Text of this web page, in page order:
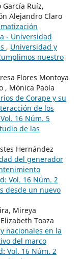
Ruíz,
Alejandro Claro
- Universidad
, Universidad y
nuestro
Flores Montoya
, Mónica Paola
de Corape y su
de los
16 Núm. 5
de las
Hernández
del generador
Vol. 16 Núm. 2
desde un nuevo
Mireya
Toaza
nacionales en la
del marco
Vol. 16 Núm. 2